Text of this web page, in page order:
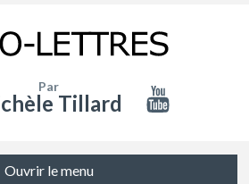
Par
Tillard
Ouvrir le menu